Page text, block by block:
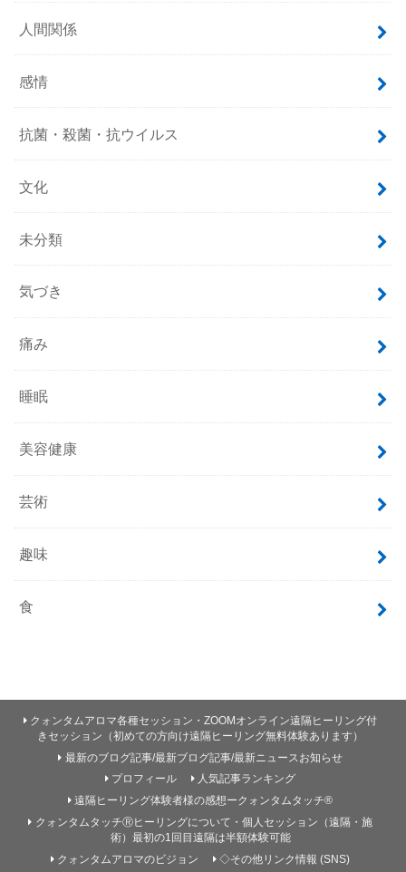
人間関係
感情
抗菌・殺菌・抗ウイルス
文化
未分類
気づき
痛み
睡眠
美容健康
芸術
趣味
食
クォンタムアロマ各種セッション・ZOOMオンライン遠隔ヒーリング付
きセッション（初めての方向け遠隔ヒーリング無料体験あります）
最新のブログ記事/最新ブログ記事/最新ニュースお知らせ
プロフィール
人気記事ランキング
遠隔ヒーリング体験者様の感想ークォンタムタッチ®
クォンタムタッチⓇヒーリングについて・個人セッション（遠隔・施
術）最初の1回目遠隔は半額体験可能
クォンタムアロマのビジョン
◇その他リンク情報 (SNS)